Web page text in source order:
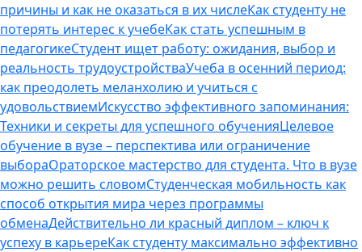
причины и как не оказаться в их числеКак студенту не
потерять интерес к учебеКак стать успешным в
педагогикеСтудент ищет работу: ожидания, выбор и
реальность трудоустройстваУчеба в осенний период:
как преодолеть меланхолию и учиться с
удовольствиемИскусство эффективного запоминания:
Техники и секреты для успешного обученияЦелевое
обучение в вузе – перспектива или ограничение
выбораОраторское мастерство для студента. Что в вузе
можно решить словомСтуденческая мобильность как
способ открытия мира через программы
обменаДействительно ли красный диплом – ключ к
успеху в карьереКак студенту максимально эффективно